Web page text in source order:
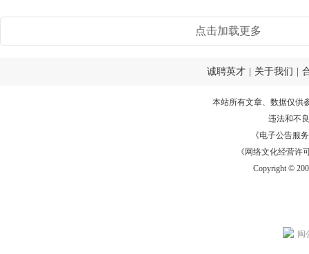
点击加载更多
诚聘英才 关于我们
本站所有文章、数据仅供
违法和不
《电子公告服务
《网络文化经营许
Copyright ©
闽